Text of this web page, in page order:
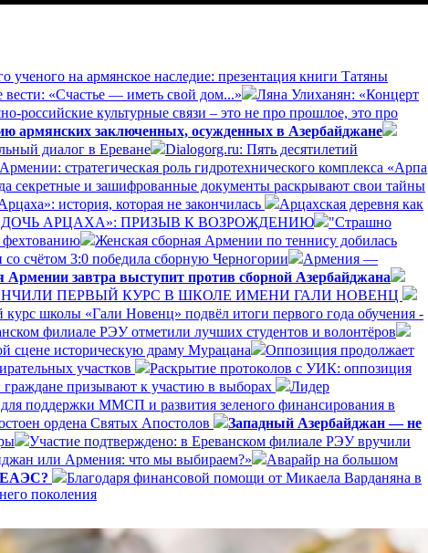
ученого на армянское наследие: презентация книги Татяны
вести: «Счастье — иметь свой дом...»
Ляна Улиханян: «Концерт
российские культурные связи – это не про прошлое, это про
армянских заключенных, осужденных в Азербайджане
диалог в Ереване
Dialogorg.ru: Пять десятилетий
стратегическая роль гидротехнического комплекса «Арпа
секретные и зашифрованные документы раскрывают свои тайны
история, которая не закончилась
Арцахская деревня как
ДОЧЬ АРЦАХА»: ПРИЗЫВ К ВОЗРОЖДЕНИЮ
"Страшно
фехтованию
Женская сборная Армении по теннису добилась
счётом 3:0 победила сборную Черногории
Армения —
завтра выступит против сборной Азербайджана
ПЕРВЫЙ КУРС В ШКОЛЕ ИМЕНИ ГАЛИ НОВЕНЦ
курс школы «Гали Новенц» подвёл итоги первого года обучения -
филиале РЭУ отметили лучших студентов и волонтёров
сцене историческую драму Мурацана
Оппозиция продолжает
участков
Раскрытие протоколов с УИК: оппозиция
граждане призывают к участию в выборах
Лидер
поддержки ММСП и развития зеленого финансирования в
ордена Святых Апостолов
Западный Азербайджан — не
Участие подтверждено: в Ереванском филиале РЭУ вручили
или Армения: что мы выбираем?»
Аварайр на большом
ЕАЭС?
Благодаря финансовой помощи от Микаела Варданяна в
поколения